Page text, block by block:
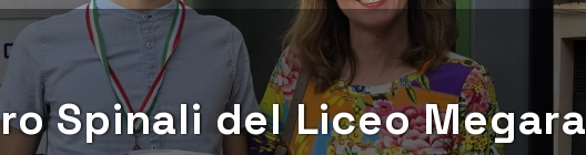
Spinali del Liceo Megara